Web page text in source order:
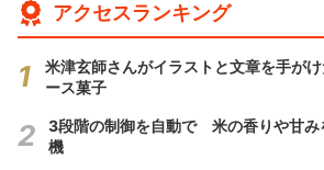
アクセスランキング
米津玄師さんがイラストと文章を手が
ース菓子
3段階の制御を自動で 米の香りや甘み
機